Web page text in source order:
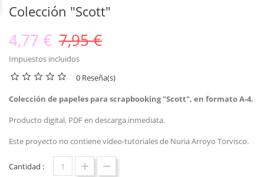
Colección "Scott"
4,77 € 7,95 €
Impuestos incluidos
0 Reseña(s)
Colección de papeles para scrapbooking "Scott", en formato A-4.
Producto digital, PDF en descarga inmediata.
Este proyecto no contiene vídeo-tutoriales de Nuria Arroyo Torvisco.
Cantidad :